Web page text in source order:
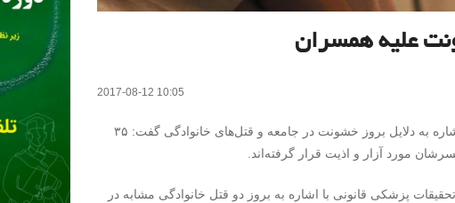
علیه همسران
2017-08-12 10:05
عضو کمیته روان پزشکی مرکز تحقیقات پزشکی قانونی با اشاره به دلایل بروز خشونت در جامعه و قتل‌های خانوادگی گفت: ۳۵
مورد آزار و اذیت قرار گرفته‌اند.
پزشکی قانونی با اشاره به بروز دو قتل خانوادگی مشابه در